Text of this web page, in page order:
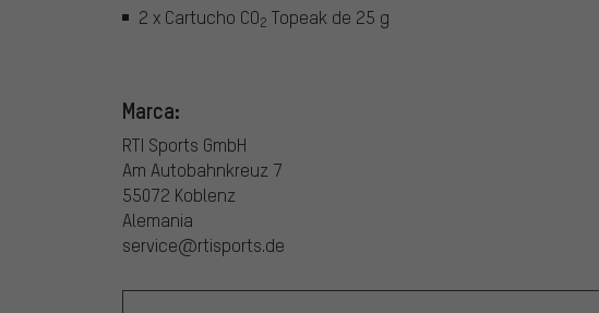
2 x Cartucho CO2 Topeak de 25 g
Marca:
RTI Sports GmbH
Am Autobahnkreuz 7
55072 Koblenz
Alemania
service@rtisports.de